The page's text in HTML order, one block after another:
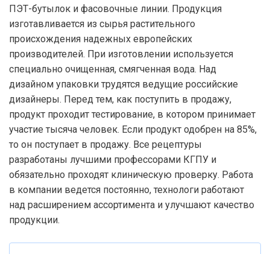
ПЭТ-бутылок и фасовочные линии. Продукция
изготавливается из сырья растительного
происхождения надежных европейских
производителей. При изготовлении используется
специально очищенная, смягченная вода. Над
дизайном упаковки трудятся ведущие российские
дизайнеры. Перед тем, как поступить в продажу,
продукт проходит тестирование, в котором принимает
участие тысяча человек. Если продукт одобрен на 85%,
то он поступает в продажу. Все рецептуры
разработаны лучшими профессорами КГПУ и
обязательно проходят клиническую проверку. Работа
в компании ведется постоянно, технологи работают
над расширением ассортимента и улучшают качество
продукции.